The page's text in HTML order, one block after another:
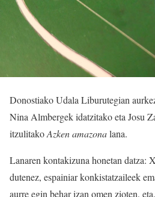
Donostiako Udala Liburutegian
Nina Almbergek idatzitako eta Josu
itzulitakoAzken amazonalana.
Lanaren kontakizuna honetan datza:
dutenez, espainiar konkistatzaileek
aurre egin behar izan omen zioten,